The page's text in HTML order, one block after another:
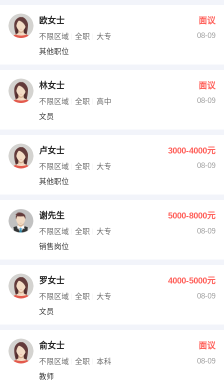
欧女士 面议
不限区域 全职 大专
08-09
其他职位
林女士 面议
不限区域 全职 高中
08-09
文员
卢女士 3000-4000元
不限区域 全职 大专
08-09
其他职位
谢先生 5000-8000元
不限区域 全职 大专
08-09
销售岗位
罗女士 4000-5000元
不限区域 全职 大专
08-09
文员
俞女士 面议
不限区域 全职 本科
08-09
教师